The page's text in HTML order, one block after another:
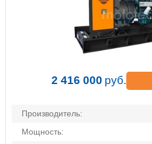
2 416 000 руб.
Производитель:
Мощность: